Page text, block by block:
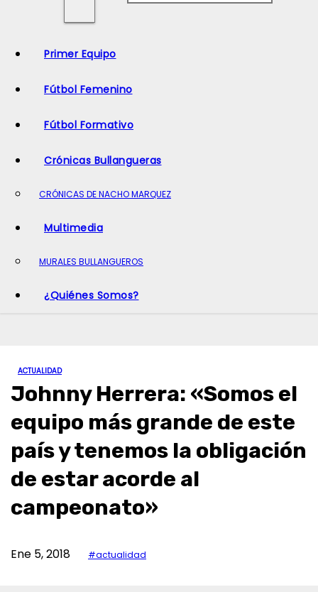
Primer Equipo
Fútbol Femenino
Fútbol Formativo
Crónicas Bullangueras
CRÓNICAS DE NACHO MARQUEZ
Multimedia
MURALES BULLANGUEROS
¿Quiénes Somos?
ACTUALIDAD
Johnny Herrera: «Somos el
equipo más grande de este
país y tenemos la obligación
de estar acorde al
campeonato»
Ene 5, 2018 #actualidad